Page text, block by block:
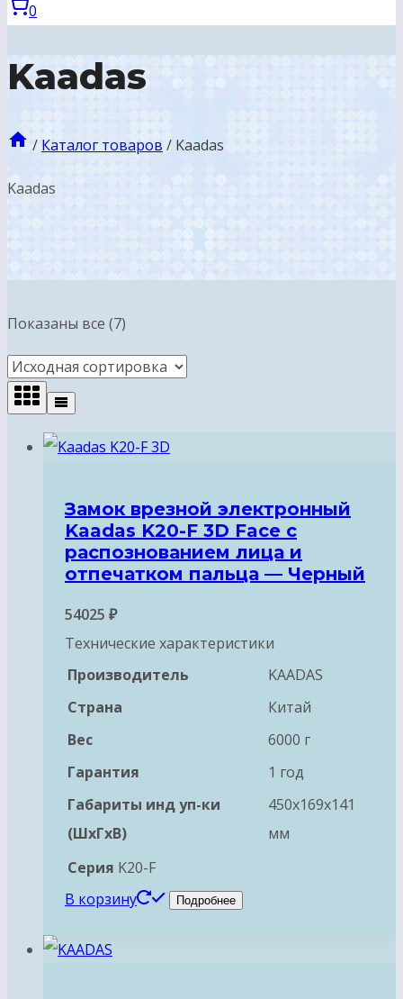
0
Kaadas
/ Каталог товаров / Kaadas
Kaadas
Показаны все (7)
Замок врезной электронный
Kaadas K20-F 3D Face с
распознованием лица и
отпечатком пальца — Черный
54025 ₽
Технические характеристики
Производитель
KAADAS
Страна
Китай
Вес
6000 г
Гарантия
1 год
Габариты инд уп-ки
(ШхГхВ)
450x169x141
мм
Серия K20-F
В корзину
Подробнее